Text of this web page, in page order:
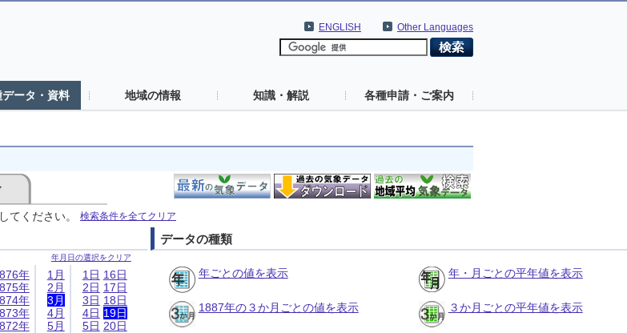
Other Languages
ENGLISH
データ・資料 地域の情報 知識・解説 各種申請・ご案内
てください。 検索条件を全てクリア
年月日の選択をクリア
年
年
年
年
年
1月
2月
3月
4月
5月
1日
2日
3日
4日
5日
16日
17日
18日
19日
20日
データの種類
年ごとの値を表示 年・月ごとの平年値を表示
1887年の３か月ごとの値を表示 ３か月ごとの平年値を表示